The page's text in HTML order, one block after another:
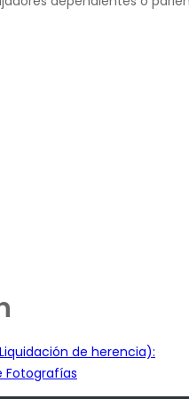
de herencia):
Fotografías